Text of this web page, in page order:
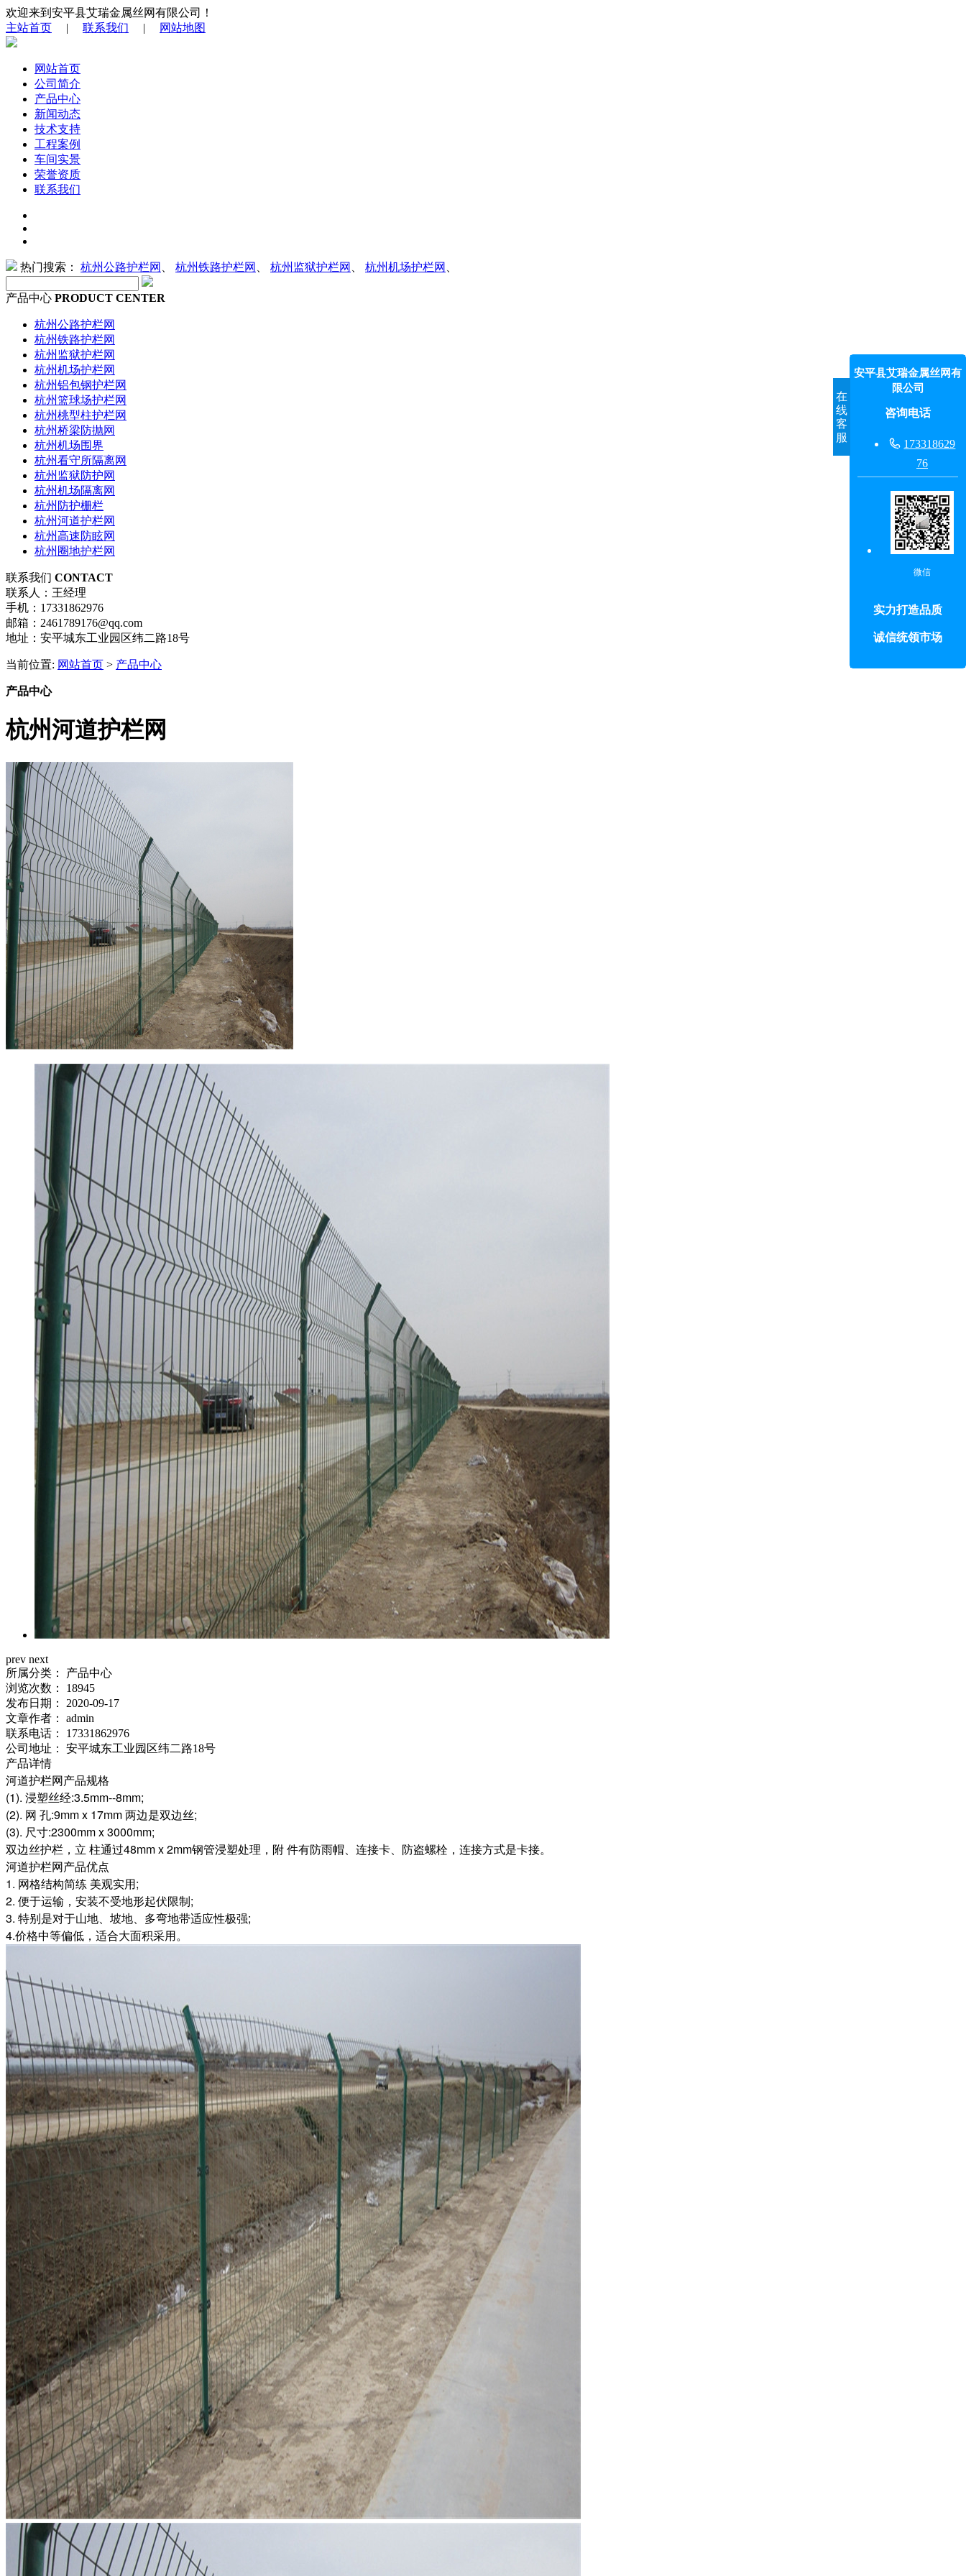
欢迎来到安平县艾瑞金属丝网有限公司！
主站首页 | 联系我们 | 网站地图
网站首页
公司简介
产品中心
新闻动态
技术支持
工程案例
车间实景
荣誉资质
联系我们
热门搜索： 杭州公路护栏网 杭州铁路护栏网 杭州监狱护栏网 杭州机场护栏网
产品中心 PRODUCT CENTER
杭州公路护栏网
杭州铁路护栏网
杭州监狱护栏网
杭州机场护栏网
杭州铝包钢护栏网
杭州篮球场护栏网
杭州桃型柱护栏网
杭州桥梁防抛网
杭州机场围界
杭州看守所隔离网
杭州监狱防护网
杭州机场隔离网
杭州防护栅栏
杭州河道护栏网
杭州高速防眩网
杭州圈地护栏网
联系我们 CONTACT
联系人：王经理
手机：17331862976
邮箱：2461789176@qq.com
地址：安平城东工业园区纬二路18号
当前位置: 网站首页 > 产品中心
产品中心
杭州河道护栏网
prev next
所属分类：
产品中心
浏览次数：
18945
发布日期：
2020-09-17
文章作者：
admin
联系电话：
17331862976
公司地址：
安平城东工业园区纬二路18号
产品详情
河道护栏网产品规格
(1). 浸塑丝经:3.5mm--8mm;
(2). 网 孔:9mm x 17mm 两边是双边丝;
(3). 尺寸:2300mm x 3000mm;
双边丝护栏，立 柱通过48mm x 2mm钢管浸塑处理，附 件有防雨帽、连接卡、防盗螺栓，连接方式是卡接。
河道护栏网产品优点
1. 网格结构简练 美观实用;
2. 便于运输，安装不受地形起伏限制;
3. 特别是对于山地、坡地、多弯地带适应性极强;
4.价格中等偏低，适合大面积采用。
在
线
客
服
安平县艾瑞金属丝网有
限公司
咨询电话
 173318629
76
微信
实力打造品质
诚信统领市场